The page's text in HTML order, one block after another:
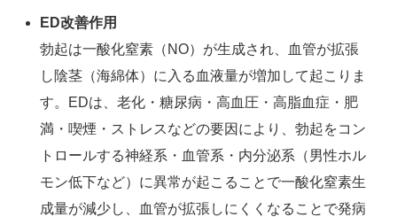
ED改善作用
勃起は一酸化窒素（NO）が生成され、血管が拡張
し陰茎（海綿体）に入る血液量が増加して起こりま
す。
EDは、老化・糖尿病・高血圧・高脂血症・肥
満・喫煙・ストレスなどの要因により、勃起をコン
トロールする神経系・血管系・内分泌系（男性ホル
モン低下など）に異常が起こることで一酸化窒素生
成量が減少し、血管が拡張しにくくなることで発病